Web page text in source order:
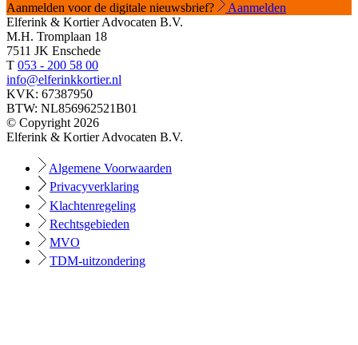
Aanmelden voor de digitale nieuwsbrief?
Aanmelden
Elferink & Kortier Advocaten B.V.
M.H. Tromplaan 18
7511 JK Enschede
T 053 - 200 58 00
info@elferinkkortier.nl
KVK: 67387950
BTW: NL856962521B01
© Copyright 2026
Elferink & Kortier Advocaten B.V.
Algemene Voorwaarden
Privacyverklaring
Klachtenregeling
Rechtsgebieden
MVO
TDM-uitzondering